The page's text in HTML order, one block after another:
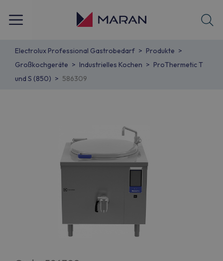
Electrolux Professional Gastrobedarf
Produkte
Großkochgeräte
Industrielles Kochen
ProThermetic T
und S (850)
586309